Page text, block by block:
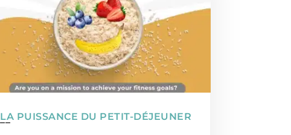
LA PUISSANCE DU PETIT-DÉJEUNER